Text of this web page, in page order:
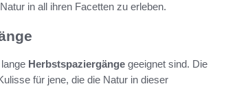
in all ihren Facetten zu erleben.
Herbstspaziergänge geeignet sind. Die
für jene, die die Natur in dieser